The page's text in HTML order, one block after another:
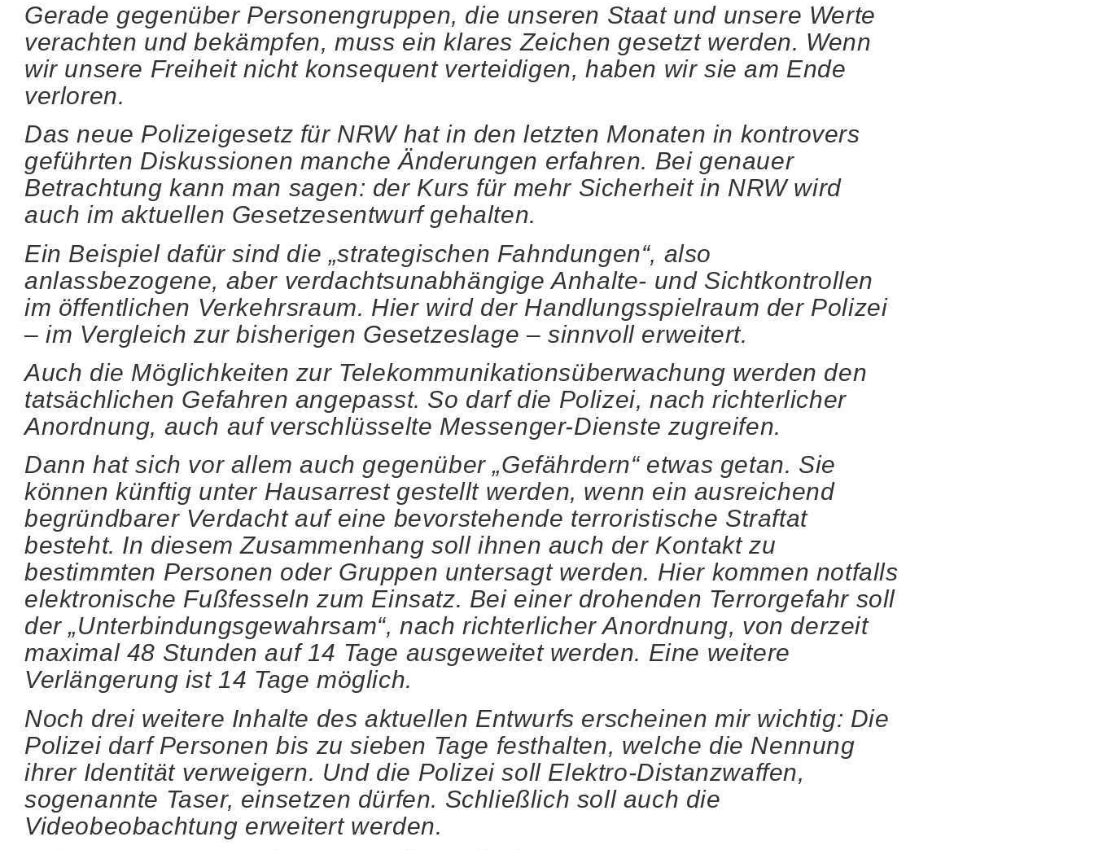
Gerade gegenüber Personengruppen, die unseren Staat und unsere Werte
verachten und bekämpfen, muss ein klares Zeichen gesetzt werden. Wenn
wir unsere Freiheit nicht konsequent verteidigen, haben wir sie am Ende
verloren.
Das neue Polizeigesetz für NRW hat in den letzten Monaten in kontrovers
geführten Diskussionen manche Änderungen erfahren. Bei genauer
Betrachtung kann man sagen: der Kurs für mehr Sicherheit in NRW wird
auch im aktuellen Gesetzesentwurf gehalten.
Ein Beispiel dafür sind die „strategischen Fahndungen“, also
anlassbezogene, aber verdachtsunabhängige Anhalte- und Sichtkontrollen
im öffentlichen Verkehrsraum. Hier wird der Handlungsspielraum der Polizei
– im Vergleich zur bisherigen Gesetzeslage – sinnvoll erweitert.
Auch die Möglichkeiten zur Telekommunikationsüberwachung werden den
tatsächlichen Gefahren angepasst. So darf die Polizei, nach richterlicher
Anordnung, auch auf verschlüsselte Messenger-Dienste zugreifen.
Dann hat sich vor allem auch gegenüber „Gefährdern“ etwas getan. Sie
können künftig unter Hausarrest gestellt werden, wenn ein ausreichend
begründbarer Verdacht auf eine bevorstehende terroristische Straftat
besteht. In diesem Zusammenhang soll ihnen auch der Kontakt zu
bestimmten Personen oder Gruppen untersagt werden. Hier kommen notfalls
elektronische Fußfesseln zum Einsatz. Bei einer drohenden Terrorgefahr soll
der „Unterbindungsgewahrsam“, nach richterlicher Anordnung, von derzeit
maximal 48 Stunden auf 14 Tage ausgeweitet werden. Eine weitere
Verlängerung ist 14 Tage möglich.
Noch drei weitere Inhalte des aktuellen Entwurfs erscheinen mir wichtig: Die
Polizei darf Personen bis zu sieben Tage festhalten, welche die Nennung
ihrer Identität verweigern. Und die Polizei soll Elektro-Distanzwaffen,
sogenannte Taser, einsetzen dürfen. Schließlich soll auch die
Videobeobachtung erweitert werden.